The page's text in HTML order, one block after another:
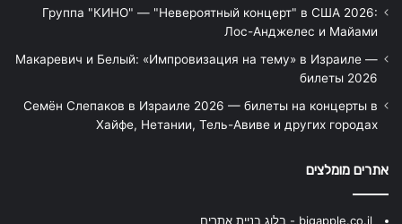
Группа "КИНО" — "Невероятный концерт" в США 2026:
Лос-Анджелес и Майами
Макаревич и Белый: «Импровизация на тему» в Израиле —
билеты 2026
Семён Слепаков в Израиле 2026 — билеты на концерты в
Хайфе, Нетании, Тель-Авиве и других городах
אתרים מומלצים
bigapple.co.il - בלוג בניית אתרים